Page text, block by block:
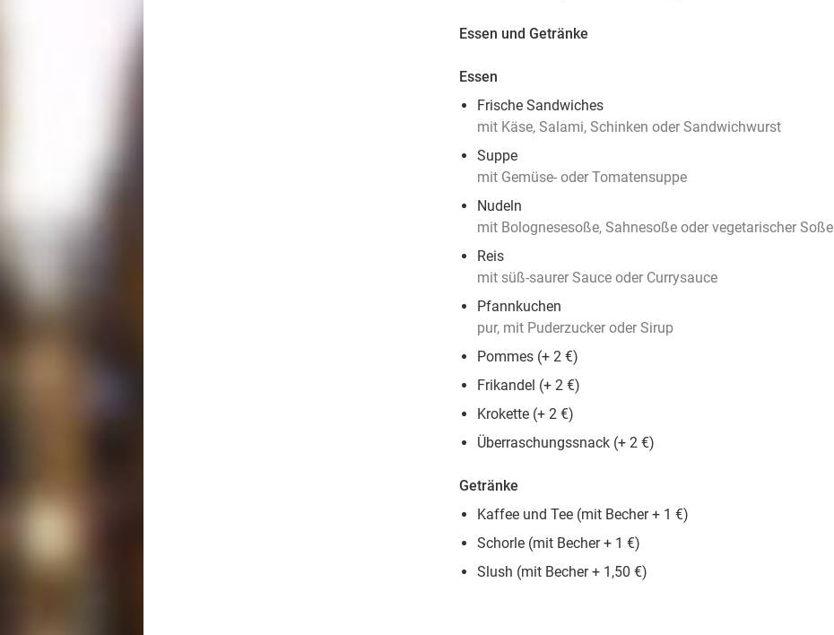
Essen und Getränke
Essen
Frische Sandwiches
mit Käse, Salami, Schinken oder Sandwichwurst
Suppe
mit Gemüse- oder Tomatensuppe
Nudeln
mit Bolognesesoße, Sahnesoße oder vegetarischer Soße
Reis
mit süß-saurer Sauce oder Currysauce
Pfannkuchen
pur, mit Puderzucker oder Sirup
Pommes (+ 2 €)
Frikandel (+ 2 €)
Krokette (+ 2 €)
Überraschungssnack (+ 2 €)
Getränke
Kaffee und Tee (mit Becher + 1 €)
Schorle (mit Becher + 1 €)
Slush (mit Becher + 1,50 €)